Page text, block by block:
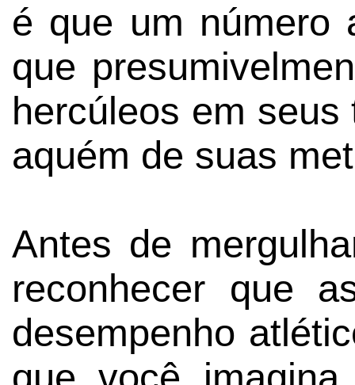
é que um número
que
hercúleos em
aquém de suas
Antes de
reconhecer que
desempenho